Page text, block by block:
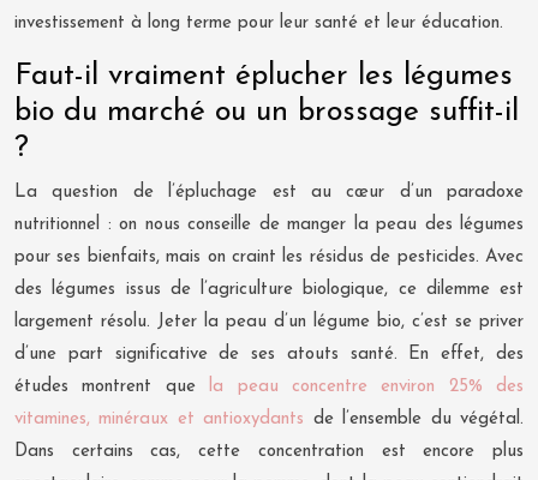
investissement à long terme pour leur santé et leur éducation.
Faut-il vraiment éplucher les légumes
bio du marché ou un brossage suffit-il
?
La question de l’épluchage est au cœur d’un paradoxe
nutritionnel : on nous conseille de manger la peau des légumes
pour ses bienfaits, mais on craint les résidus de pesticides. Avec
des légumes issus de l’agriculture biologique, ce dilemme est
largement résolu. Jeter la peau d’un légume bio, c’est se priver
d’une part significative de ses atouts santé. En effet, des
études montrent que
la peau concentre environ 25% des
vitamines, minéraux et antioxydants de l’ensemble du végétal.
Dans certains cas, cette concentration est encore plus